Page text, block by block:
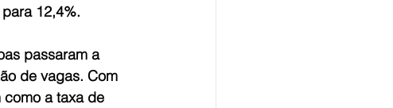
12,4%.
passaram a
de vagas. Com
como a taxa de